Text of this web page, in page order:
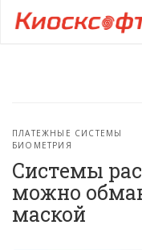
ПЛАТЕЖНЫЕ СИСТЕМЫ
БИОМЕТРИЯ
Системы
можно
маской